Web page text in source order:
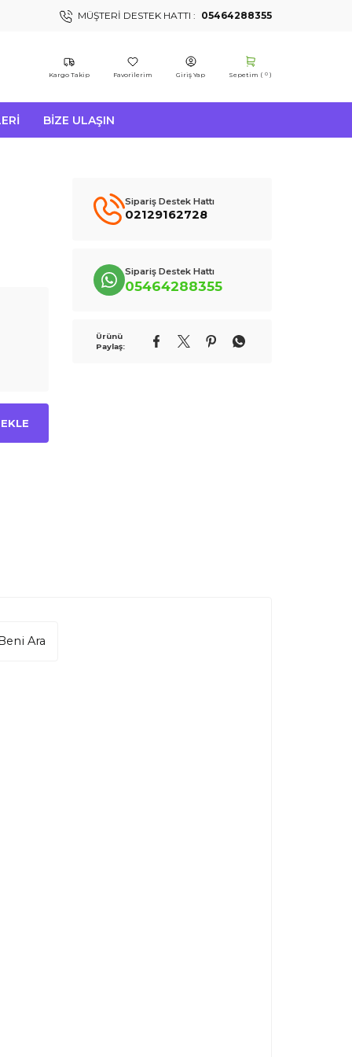
MÜŞTERI DESTEK HATTI : 05464288355
Kargo Takip Favorilerim Giriş Yap Sepetim ( 0 )
BIZE ULAŞIN
Sipariş Destek Hattı
02129162728
Sipariş Destek Hattı
05464288355
Ürünü
Paylaş:
Ara